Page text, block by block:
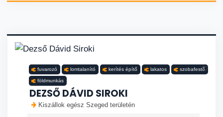
fuvarozó lomtalanító kerítés építő lakatos szobafestő
földmunkás
DEZSŐ DÁVID SIROKI
Kiszállok egész Szeged területén